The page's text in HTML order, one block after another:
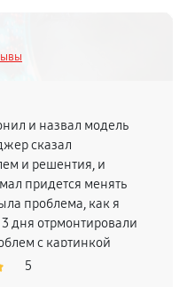
и назвал модель
сказал
и решентия, и
придется менять
проблема, как я
дня отрмонтировали
с картинкой
рекомендовать
5